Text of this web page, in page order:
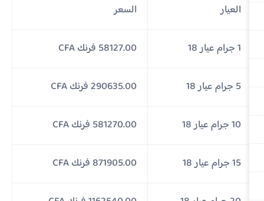
العيار السعر
58127.00 فرنك CFA
290635.00 فرنك CFA
581270.00 فرنك CFA
871905.00 فرنك CFA